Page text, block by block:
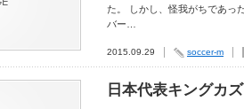
た。 しかし、怪我がちであっ
バー…
2015.09.29 soccer-m
日本代表キングカズ